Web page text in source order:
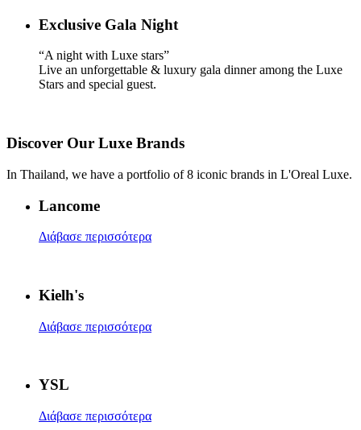
Exclusive Gala Night
“A night with Luxe stars”​
Live an unforgettable & luxury gala dinner among the Luxe
Stars and special guest.
Discover Our Luxe Brands
In Thailand, we have a portfolio of 8 iconic brands in L'Oreal Luxe.
Lancome
Διάβασε περισσότερα
Kielh's
Διάβασε περισσότερα
YSL
Διάβασε περισσότερα